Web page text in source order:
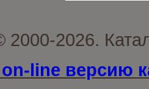
2000-2026.
line версию